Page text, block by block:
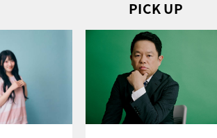
PICK UP